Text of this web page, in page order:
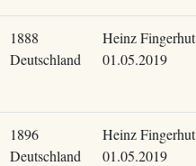
1888
Deutschland
Heinz Fingerhut
01.05.2019
1896
Deutschland
Heinz Fingerhut
01.05.2019